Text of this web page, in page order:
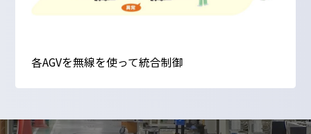
各AGVを無線を使って統合制御